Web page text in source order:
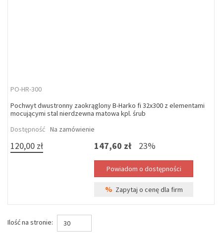
PO-HR-300
Pochwyt dwustronny zaokrąglony B-Harko fi 32x300 z elementami
mocującymi stal nierdzewna matowa kpl. śrub
Dostępność Na zamówienie
120,00 zł 147,60 zł 23%
% Zapytaj o cenę dla firm
Ilość na stronie: 30